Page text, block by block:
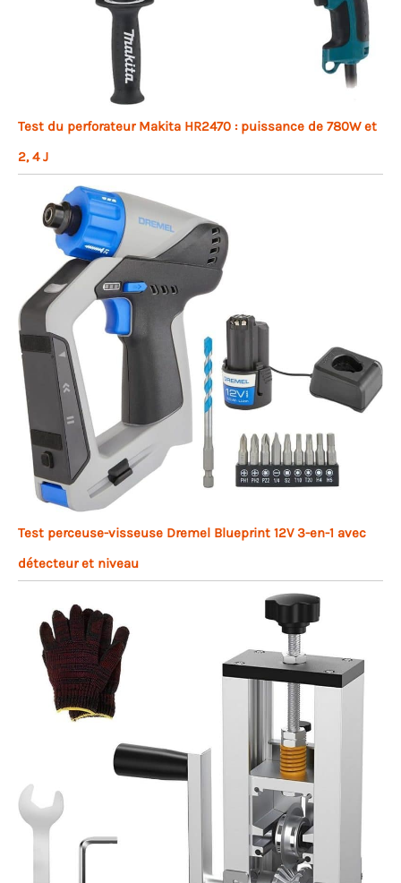
Test du perforateur Makita HR2470 : puissance de 780W et
2, 4 J
Test perceuse-visseuse Dremel Blueprint 12V 3-en-1 avec
détecteur et niveau